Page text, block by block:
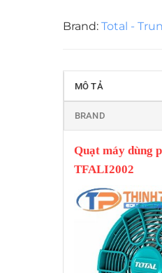
Brand: Total -
MÔ TẢ
BRAND
Quạt máy dùng
TFALI2002